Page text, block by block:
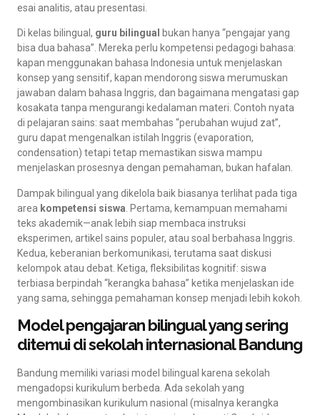
esai analitis, atau presentasi.
Di kelas bilingual, guru bilingual
bukan hanya “pengajar yang
bisa dua bahasa”. Mereka perlu kompetensi pedagogi bahasa:
kapan menggunakan bahasa Indonesia untuk menjelaskan
konsep yang sensitif, kapan mendorong siswa merumuskan
jawaban dalam bahasa Inggris, dan bagaimana mengatasi gap
kosakata tanpa mengurangi kedalaman materi. Contoh nyata
di pelajaran sains: saat membahas “perubahan wujud zat”,
guru dapat mengenalkan istilah Inggris (evaporation,
condensation) tetapi tetap memastikan siswa mampu
menjelaskan prosesnya dengan pemahaman, bukan hafalan.
Dampak bilingual yang dikelola baik biasanya terlihat pada tiga
area kompetensi siswa . Pertama, kemampuan memahami
teks akademik—anak lebih siap membaca instruksi
eksperimen, artikel sains populer, atau soal berbahasa Inggris.
Kedua, keberanian berkomunikasi, terutama saat diskusi
kelompok atau debat. Ketiga, fleksibilitas kognitif: siswa
terbiasa berpindah “kerangka bahasa” ketika menjelaskan ide
yang sama, sehingga pemahaman konsep menjadi lebih kokoh.
Model pengajaran bilingual yang sering
ditemui di sekolah internasional Bandung
Bandung memiliki variasi model bilingual karena sekolah
mengadopsi kurikulum berbeda. Ada sekolah yang
mengombinasikan kurikulum nasional (misalnya kerangka